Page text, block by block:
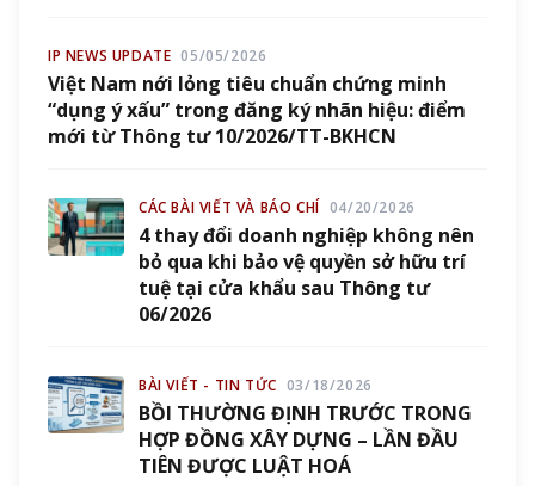
IP NEWS UPDATE 05/05/2026
Việt Nam nới lỏng tiêu chuẩn chứng minh
“dụng ý xấu” trong đăng ký nhãn hiệu: điểm
mới từ Thông tư 10/2026/TT-BKHCN
CÁC BÀI VIẾT VÀ BÁO CHÍ 04/20/2026
4 thay đổi doanh nghiệp không nên
bỏ qua khi bảo vệ quyền sở hữu trí
tuệ tại cửa khẩu sau Thông tư
06/2026
BÀI VIẾT - TIN TỨC 03/18/2026
BỒI THƯỜNG ĐỊNH TRƯỚC TRONG
HỢP ĐỒNG XÂY DỰNG – LẦN ĐẦU
TIÊN ĐƯỢC LUẬT HOÁ